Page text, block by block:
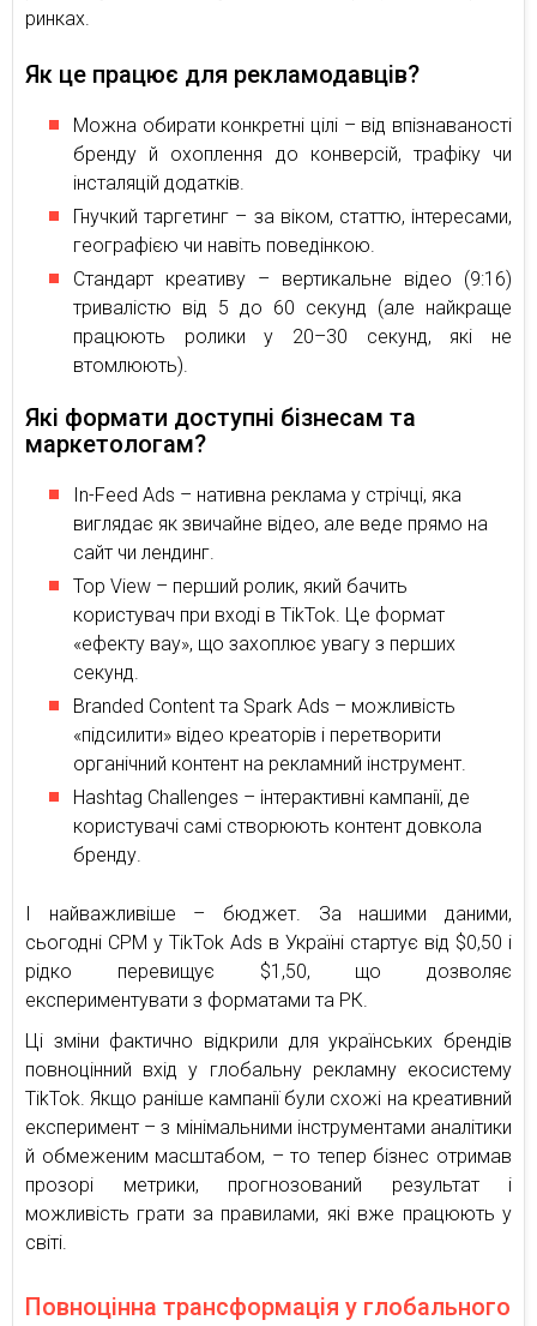
ринках.
Як це працює для рекламодавців?
Можна обирати конкретні цілі – від впізнаваності
бренду й охоплення до конверсій, трафіку чи
інсталяцій додатків.
Гнучкий таргетинг – за віком, статтю, інтересами,
географією чи навіть поведінкою.
Стандарт креативу – вертикальне відео (9:16)
тривалістю від 5 до 60 секунд (але найкраще
працюють ролики у 20–30 секунд, які не
втомлюють).
Які формати доступні бізнесам та
маркетологам?
In-Feed Ads – нативна реклама у стрічці, яка
виглядає як звичайне відео, але веде прямо на
сайт чи лендинг.
Top View – перший ролик, який бачить
користувач при вході в TikTok. Це формат
«ефекту вау», що захоплює увагу з перших
секунд.
Branded Content та Spark Ads – можливість
«підсилити» відео креаторів і перетворити
органічний контент на рекламний інструмент.
Hashtag Challenges – інтерактивні кампанії, де
користувачі самі створюють контент довкола
бренду.
І найважливіше – бюджет. За нашими даними,
cьогодні CPM у TikTok Ads в Україні стартує від $0,50 і
рідко перевищує $1,50, що дозволяє
експериментувати з форматами та РК.
Ці зміни фактично відкрили для українських брендів
повноцінний вхід у глобальну рекламну екосистему
TikTok. Якщо раніше кампанії були схожі на креативний
експеримент – з мінімальними інструментами аналітики
й обмеженим масштабом, – то тепер бізнес отримав
прозорі метрики, прогнозований результат і
можливість грати за правилами, які вже працюють у
світі.
Повноцінна трансформація у глобального